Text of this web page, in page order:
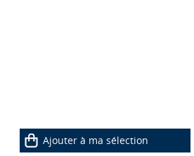
Ajouter à ma sélection